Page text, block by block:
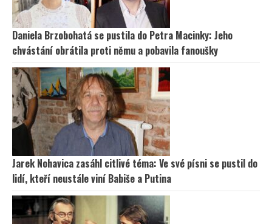
Daniela Brzobohatá se pustila do Petra Macinky: Jeho
chvástání obrátila proti němu a pobavila fanoušky
Jarek Nohavica zasáhl citlivé téma: Ve své písni se pustil do
lidí, kteří neustále viní Babiše a Putina